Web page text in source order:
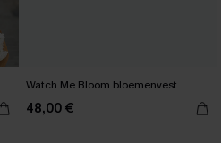
Watch Me Bloom bloemenvest
48,00 €